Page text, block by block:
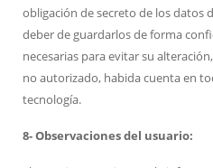
obligación de secreto de los datos
deber de guardarlos de forma
necesarias para evitar su
no autorizado, habida cuenta en
tecnología.
8- Observaciones del usuario: